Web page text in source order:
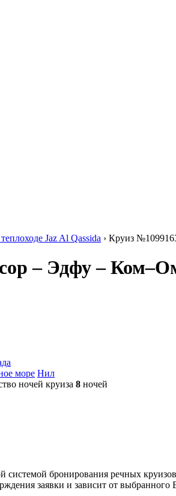
Jaz Al Qassida › Круиз
– Эдфу –
море Нил
8 ночей
системой бронирования речных
заявки и зависит от выбранного